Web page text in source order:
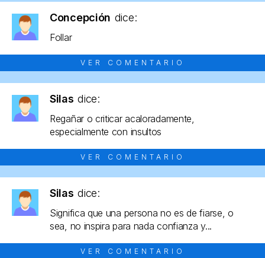
Concepción dice:
Follar
VER COMENTARIO
Silas dice:
Regañar o criticar acaloradamente,
especialmente con insultos
VER COMENTARIO
Silas dice:
Significa que una persona no es de fiarse, o
sea, no inspira para nada confianza y...
VER COMENTARIO